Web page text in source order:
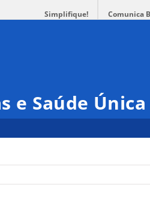
Simplifique! Comunica
e Saúde Única